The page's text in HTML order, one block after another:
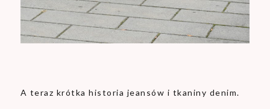
A teraz krótka historia jeansów i tkaniny denim.